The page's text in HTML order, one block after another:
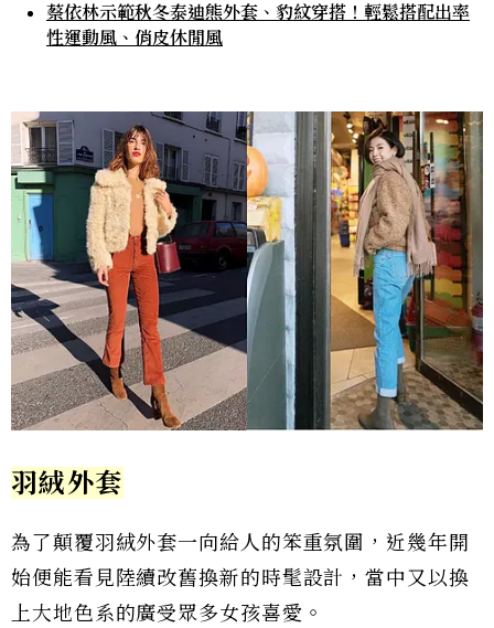
蔡依林示範秋冬泰迪熊外套、豹紋穿搭！輕鬆搭配出率
性運動風、俏皮休閒風
羽絨外套
為了顛覆羽絨外套一向給人的笨重氛圍，近幾年開
始便能看見陸續改舊換新的時髦設計，當中又以換
上大地色系的廣受眾多女孩喜愛。